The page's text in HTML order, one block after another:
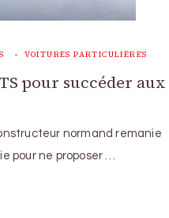
VOITURES PARTICULIÈRES
pour succéder aux
normand remanie
pour ne proposer …